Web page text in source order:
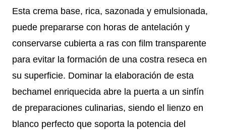
Esta crema base, rica, sazonada y emulsionada,
puede prepararse con horas de antelación y
conservarse cubierta a ras con film transparente
para evitar la formación de una costra reseca en
su superficie. Dominar la elaboración de esta
bechamel enriquecida abre la puerta a un sinfín
de preparaciones culinarias, siendo el lienzo en
blanco perfecto que soporta la potencia del